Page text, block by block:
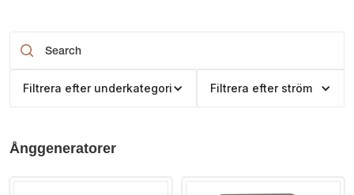
Filtrera efter underkategori Filtrera efter ström
Ånggeneratorer